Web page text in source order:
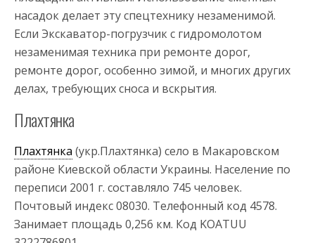
насадок делает эту спецтехнику незаменимой.
Если Экскаватор-погрузчик с гидромолотом
незаменимая техника при ремонте дорог,
ремонте дорог, особенно зимой, и многих других
делах, требующих сноса и вскрытия.
Плахтянка
Плахтянка (укр.Плахтянка) село в Макаровском
районе Киевской области Украины. Население по
переписи 2001 г. составляло 745 человек.
Почтовый индекс 08030. Телефонный код 4578.
Занимает площадь 0,256 км. Код KOATUU